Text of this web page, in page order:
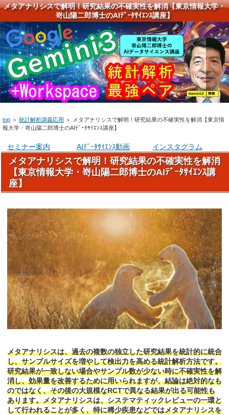
メタアナリシスで解明！研究結果の不確実性を解消【東京情報大学・
嵜山陽二郎博士のAIﾃﾞｰﾀｻｲｴﾝｽ講座】
top ＞ 統計解析講義応用 ＞
メタアナリシスで解明！研究結果の不確実性を解消【東京情
報大学・嵜山陽二郎博士のAIﾃﾞｰﾀｻｲｴﾝｽ講座】
セミナー案内 AIﾃﾞｰﾀｻｲｴﾝｽ動画 インスタグラム
メタアナリシスで解明！研究結果の不確実性を解消
【東京情報大学・嵜山陽二郎博士のAIﾃﾞｰﾀｻｲｴﾝｽ講
座】
メタアナリシスは、過去の複数の独立した研究結果を統計的に統合
し、サンプルサイズを増やして検出力を高める統計解析方法です。
研究結果が一致しない場合やサンプル数が少ない時に不確実性を解
消し、効果量を改善するために用いられますが、結論は絶対的なも
のではなく、その後の大規模なRCTで異なる結果が出る可能性も
あります。メタアナリシスは、システマティックレビューの一環と
して行われることが多く、特に稀少疾患などではメタアナリシスを